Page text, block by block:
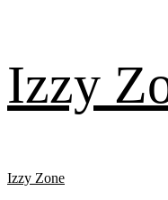
content
Izzy
Primary
Izzy Zone